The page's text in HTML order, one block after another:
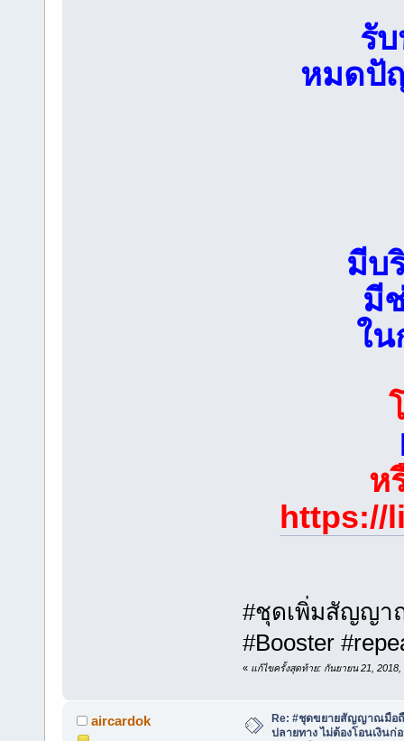
รั
หมดปั
มีบ
มี
ใน
ห
https://
#ชุดเพิ่มสัญญ
#Booster
« แก้ไขครั้งสุดท้าย: กันยายน 21,
aircardok
Re: #ชุดขยายสัญญาณมือถื
ปลายทาง ไม่ต้องโอนเงินก่